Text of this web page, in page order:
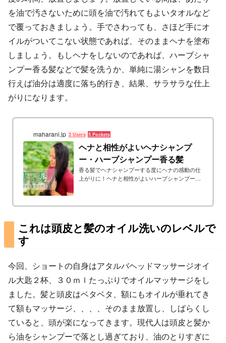
を油で汚さないために頭を油で汚れてもよいタオルなど
で覆っておきましょう。手でさわっても、さほど手にオ
イルがついてこない状態であれば、そのままヘナを塗布
しましょう。もしヘナをしないのであれば、ハーブシャ
ンプー香る髪などで髪を洗うか、単純に湯シャンを数日
行えば油分は適度に落ち的行き、結果、サラサラな仕上
がりになります。
maharani.jp 3 Users 5 Pockets
ヘナと相性がよいヘナシャンプ
ー・ハーブシャンプー香る髪
香る髪でヘナシャンプーする度にヘナの感動の仕
上がりに！ヘナと相性がよいハーブシャンプー香
これは頭皮と髪のオイル洗いのレベルで
す
今回、ショートの自身はアタルバヘッドマッサージオイ
ル大匙２杯、３０ｍｌたっぷりでオイルマッサージをし
ました。髪と頭皮はベタベタ、額にもオイルが垂れてき
て額もマッサージ、、、、そのまま放置し、しばらくし
ていると、頭が楽になってきます。現代人は頭皮と髪か
ら油をシャンプーで落とし過ぎており、油のとりすぎに